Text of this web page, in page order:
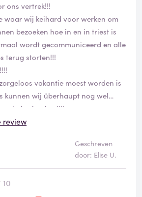
ons vertrek!!!
waar wij keihard voor werken om
bezoeken hoe in en in triest is
wordt gecommuniceerd en alle
terug storten!!!
vakantie moest worden is
kunnen wij überhaupt nog wel
te herboeken!!!!
schamen!!!!
review
Geschreven
door: Elise U.